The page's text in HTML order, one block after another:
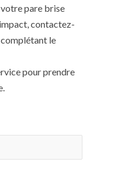
pare brise
contactez-
complétant le
pour prendre